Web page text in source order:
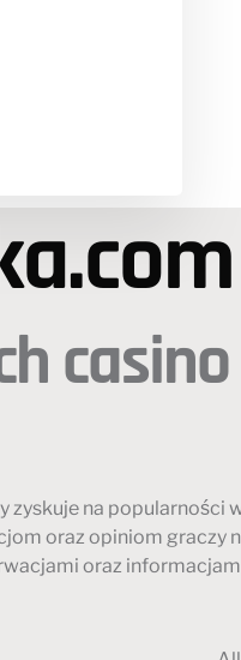
casino
zyskuje na popularności
oraz opiniom graczy
oraz